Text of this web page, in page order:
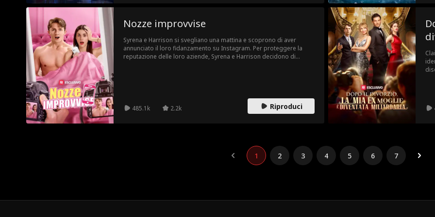
Nozze improvvise
Syrena e Harrison si svegliano una mattina e scoprono di aver
annunciato il loro fidanzamento su Instagram. Per proteggere la
reputazione delle loro aziende, Syrena e Harrison decidono di
485.1k 2.2k Riproduci
1 2 3 4 5 6 7